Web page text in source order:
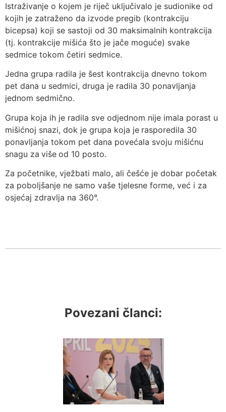
Istraživanje o kojem je riječ uključivalo je sudionike od
kojih je zatraženo da izvode pregib (kontrakciju
bicepsa) koji se sastoji od 30 maksimalnih kontrakcija
(tj. kontrakcije mišića što je jače moguće) svake
sedmice tokom četiri sedmice.
Jedna grupa radila je šest kontrakcija dnevno tokom
pet dana u sedmici, druga je radila 30 ponavljanja
jednom sedmično.
Grupa koja ih je radila sve odjednom nije imala porast u
mišićnoj snazi, dok je grupa koja je rasporedila 30
ponavljanja tokom pet dana povećala svoju mišićnu
snagu za više od 10 posto.
Za početnike, vježbati malo, ali češće je dobar početak
za poboljšanje ne samo vaše tjelesne forme, već i za
osjećaj zdravlja na 360°.
Povezani članci: